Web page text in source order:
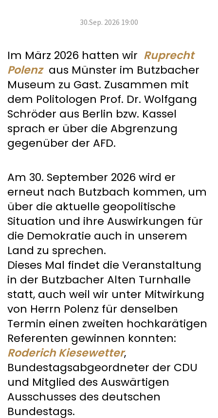
30.Sep. 2026 19:00
Im März 2026 hatten wir Ruprecht
Polenzaus Münster im Butzbacher
Museum zu Gast. Zusammen mit
dem Politologen Prof. Dr. Wolfgang
Schröder aus Berlin bzw. Kassel
sprach er über die Abgrenzung
gegenüber der AFD.
Am 30. September 2026 wird er
erneut nach Butzbach kommen, um
über die aktuelle geopolitische
Situation und ihre Auswirkungen für
die Demokratie auch in unserem
Land zu sprechen.
Dieses Mal findet die Veranstaltung
in der Butzbacher Alten Turnhalle
statt, auch weil wir unter Mitwirkung
von Herrn Polenz für denselben
Termin einen zweiten hochkarätigen
Referenten gewinnen konnten:
Roderich Kiesewetter,
Bundestagsabgeordneter der CDU
und Mitglied des Auswärtigen
Ausschusses des deutschen
Bundestags.